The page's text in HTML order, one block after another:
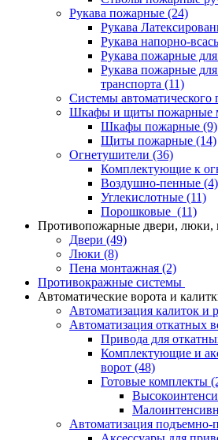
Рукава пожарные (24)
Рукава
Рукава напорно-
Рукава пожарные
Рукава пожарные
транспорта (11)
Системы
Шкафы и щиты пожарные
Шкафы пожарные (9)
Щиты пожарные (14)
Огнетушители (36)
Комплектующие к
Воздушно-пенные (4)
Углекислотные (11)
Порошковые (11)
Противопожарные двери, люки,
Двери (49)
Люки (8)
Пена монтажная (2)
Противокражные системы
Автоматические ворота и
Автоматизация калиток и
Автоматизация откатных
Привода для
Комплектующие и
ворот (48)
Готовые комплекты
Автоматизация подъемно-